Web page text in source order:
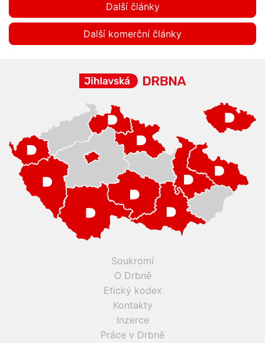
Další články
Další komerční články
Soukromí
O Drbně
Etický kodex
Kontakty
Inzerce
Práce v Drbně